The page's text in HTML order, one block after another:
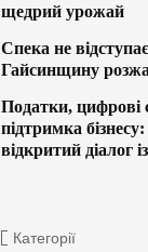
щедрий урожай
Спека не
Гайсинщину
Податки, цифрові
підтримка
відкритий діалог
Категорії